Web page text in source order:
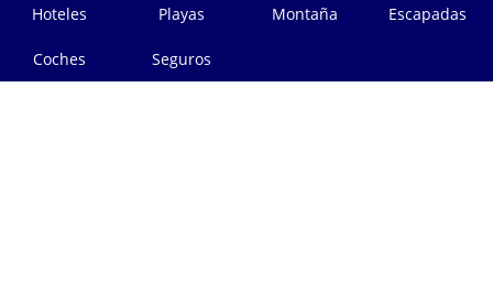
Hoteles Playas Montaña Escapadas
Coches Seguros